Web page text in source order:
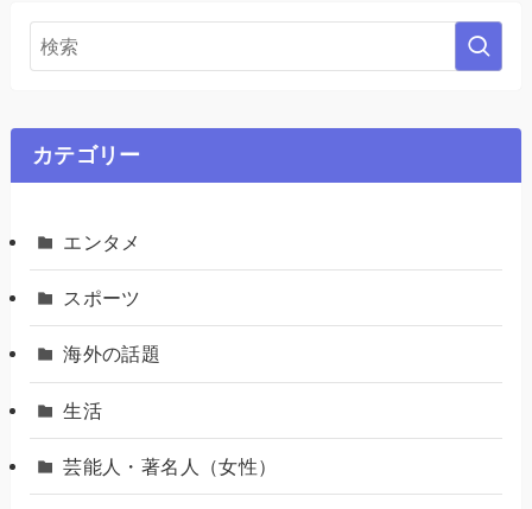
カテゴリー
エンタメ
スポーツ
海外の話題
生活
芸能人・著名人（女性）